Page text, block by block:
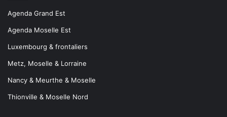
Agenda Grand Est
Agenda Moselle Est
Luxembourg & frontaliers
Metz, Moselle & Lorraine
Nancy & Meurthe & Moselle
Thionville & Moselle Nord